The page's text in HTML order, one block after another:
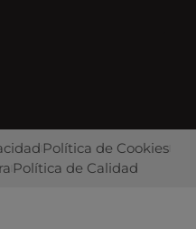
Política de Cookies
Política de Calidad